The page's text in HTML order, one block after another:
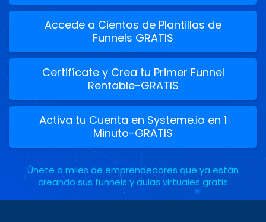
Accede a Cientos de Plantillas de
Funnels GRATIS
Certifícate y Crea tu Primer Funnel
Rentable-GRATIS
Activa tu Cuenta en Systeme.io en 1
Minuto-GRATIS
Únete a miles de emprendedores que ya están
creando sus funnels y aulas virtuales gratis